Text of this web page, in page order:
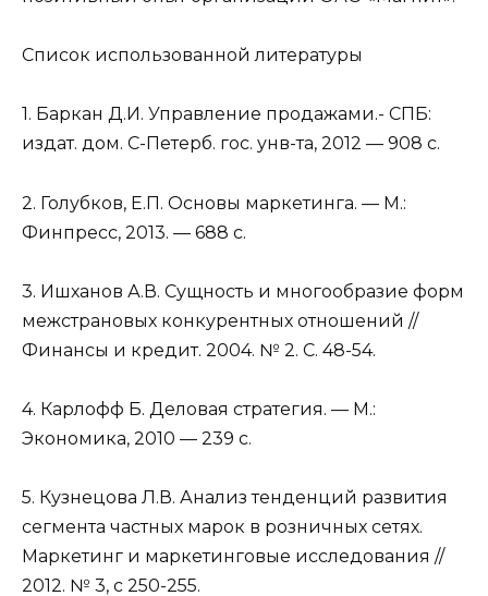
Список использованной литературы
1. Баркан Д.И. Управление продажами.- СПБ:
издат. дом. С-Петерб. гос. унв-та, 2012 — 908 с.
2. Голубков, Е.П. Основы маркетинга. — М.:
Финпресс, 2013. — 688 с.
3. Ишханов А.В. Сущность и многообразие форм
межстрановых конкурентных отношений //
Финансы и кредит. 2004. № 2. С. 48-54.
4. Карлофф Б. Деловая стратегия. — М.:
Экономика, 2010 — 239 с.
5. Кузнецова Л.В. Анализ тенденций развития
сегмента частных марок в розничных сетях.
Маркетинг и маркетинговые исследования //
2012. № 3, с 250-255.